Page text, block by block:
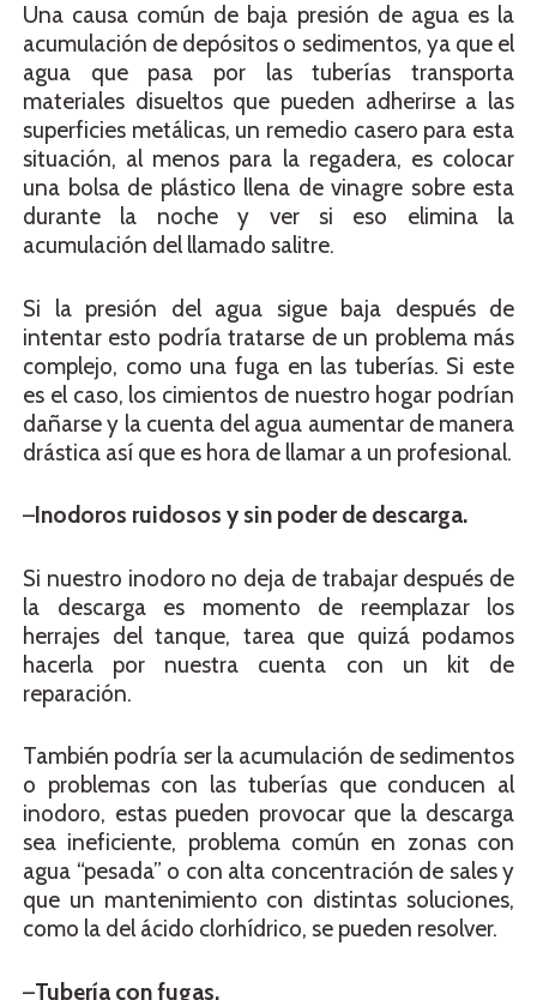
Una causa común de baja presión de agua es la
acumulación de depósitos o sedimentos, ya que el
agua que pasa por las tuberías transporta
materiales disueltos que pueden adherirse a las
superficies metálicas, un remedio casero para esta
situación, al menos para la regadera, es colocar
una bolsa de plástico llena de vinagre sobre esta
durante la noche y ver si eso elimina la
acumulación del llamado salitre.
Si la presión del agua sigue baja después de
intentar esto podría tratarse de un problema más
complejo, como una fuga en las tuberías. Si este
es el caso, los cimientos de nuestro hogar podrían
dañarse y la cuenta del agua aumentar de manera
drástica así que es hora de llamar a un profesional.
–Inodoros ruidosos y sin poder de descarga.
Si nuestro inodoro no deja de trabajar después de
la descarga es momento de reemplazar los
herrajes del tanque, tarea que quizá podamos
hacerla por nuestra cuenta con un kit de
reparación.
También podría ser la acumulación de sedimentos
o problemas con las tuberías que conducen al
inodoro, estas pueden provocar que la descarga
sea ineficiente, problema común en zonas con
agua “pesada” o con alta concentración de sales y
que un mantenimiento con distintas soluciones,
como la del ácido clorhídrico, se pueden resolver.
–Tubería con fugas.